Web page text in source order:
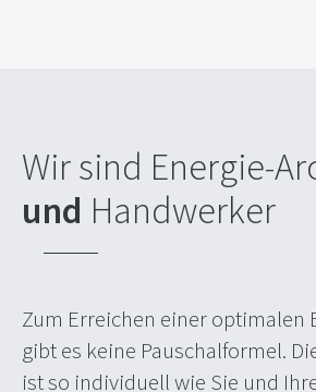
Wir sind Energie-
und Handwerker
Zum Erreichen einer optimalen
gibt es keine Pauschalformel.
ist so individuell wie Sie und